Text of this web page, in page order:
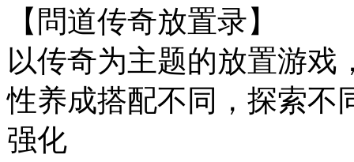
【問道传奇放置录】
以传奇为主题的放置游戏
性养成搭配不同，探索不
强化